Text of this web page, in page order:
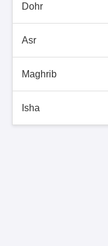
Dohr
Asr
Maghrib
Isha